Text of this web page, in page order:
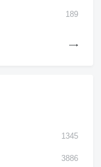
189
1345
3886